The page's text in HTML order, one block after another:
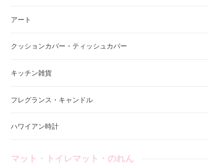
アート
クッションカバー・ティッシュカバー
キッチン雑貨
フレグランス・キャンドル
ハワイアン時計
マット・トイレマット・のれん